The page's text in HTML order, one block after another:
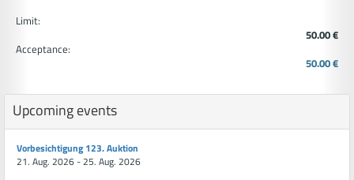
Limit:
50.00 €
Acceptance:
50.00 €
Upcoming events
Vorbesichtigung 123. Auktion
21. Aug. 2026 - 25. Aug. 2026